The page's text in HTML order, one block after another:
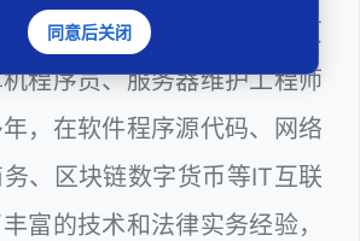
算机信息网络安全员、网页
程序员、服务器维护工程师
，在软件程序源代码、网络
、区块链数字货币等IT互联
富的技术和法律实务经验，
同意后关闭